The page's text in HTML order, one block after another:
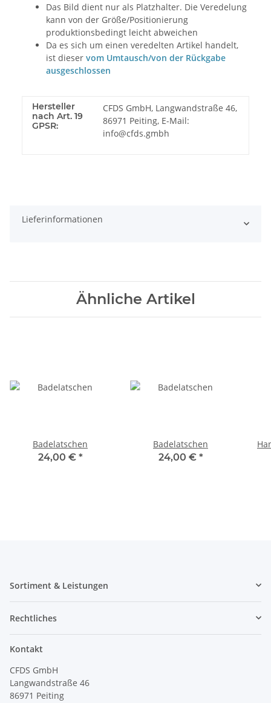
Das Bild dient nur als Platzhalter. Die Veredelung
kann von der Größe/Positionierung
produktionsbedingt leicht abweichen
Da es sich um einen veredelten Artikel handelt,
ist dieser vom Umtausch/von der Rückgabe
ausgeschlossen
Hersteller
nach Art. 19
GPSR:
CFDS GmbH, Langwandstraße 46,
86971 Peiting, E-Mail:
info@cfds.gmbh
Lieferinformationen
Ähnliche Artikel
Badelatschen
24,00 € *
Badelatschen
24,00 € *
Sortiment & Leistungen
Rechtliches
Kontakt
CFDS GmbH
Langwandstraße 46
86971 Peiting